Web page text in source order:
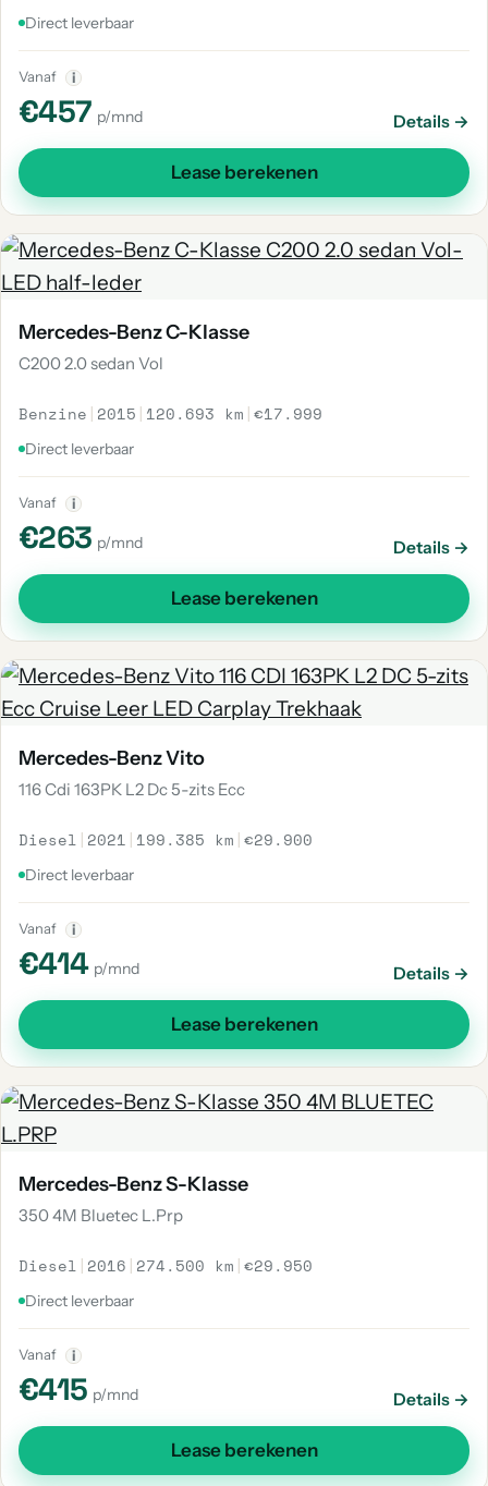
Direct leverbaar
Vanaf i
€457 p/mnd Details →
Lease berekenen
Mercedes-Benz C-Klasse
C200 2.0 sedan Vol
Benzine | 2015 | 120.693 km |€17.999
Direct leverbaar
Vanaf i
€263 p/mnd Details →
Lease berekenen
Mercedes-Benz Vito
116 Cdi 163PK L2 Dc 5-zits Ecc
Diesel | 2021 | 199.385 km |€29.900
Direct leverbaar
Vanaf i
€414 p/mnd Details →
Lease berekenen
Mercedes-Benz S-Klasse
350 4M Bluetec L.Prp
Diesel | 2016 | 274.500 km |€29.950
Direct leverbaar
Vanaf i
€415 p/mnd Details →
Lease berekenen